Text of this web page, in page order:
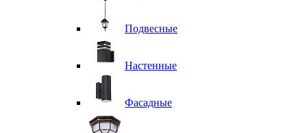
Подвесные
Настенные
Фасадные